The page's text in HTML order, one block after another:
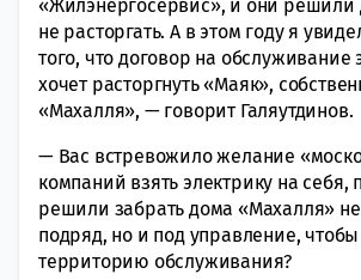
«Жилэнергосервис», и они решили
не расторгать. А в этом году я
того, что договор на обслуживание
хочет расторгнуть «Маяк»,
«Махалля», — говорит Галяутдинов.
— Вас встревожило желание
компаний взять электрику на себя,
решили забрать дома «Махалля» не
подряд, но и под управление, чтобы
территорию обслуживания?